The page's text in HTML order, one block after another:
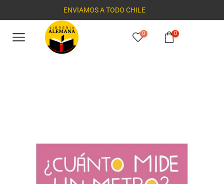
ENVIAMOS A TODO CHILE
0 0